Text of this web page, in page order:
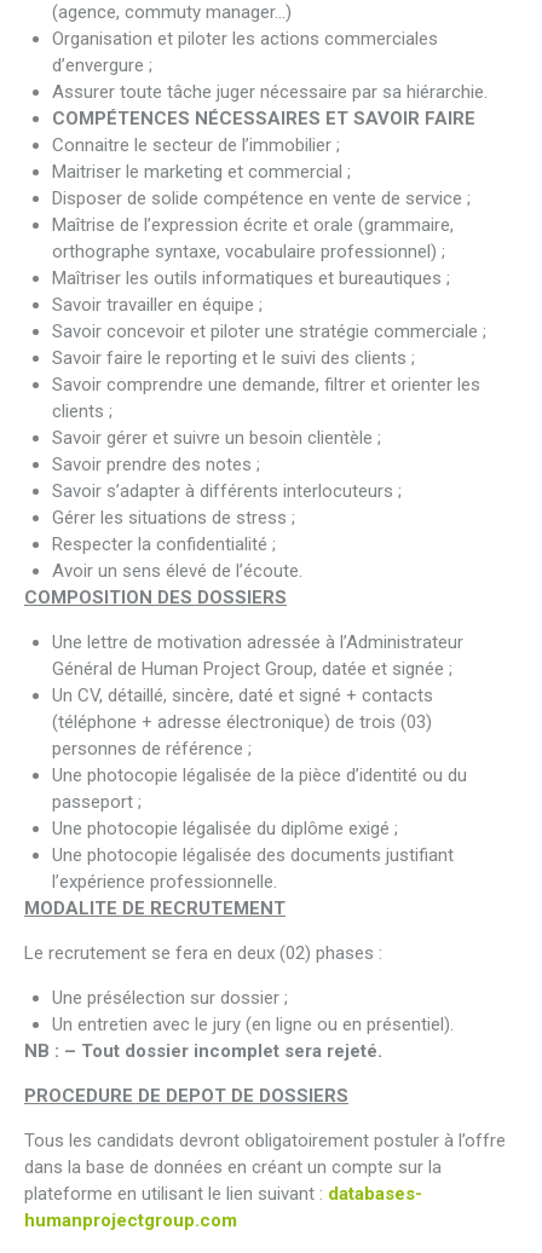
(agence, commuty manager…)
Organisation et piloter les actions commerciales
d’envergure ;
Assurer toute tâche juger nécessaire par sa hiérarchie.
COMPÉTENCES NÉCESSAIRES ET SAVOIR FAIRE
Connaitre le secteur de l’immobilier ;
Maitriser le marketing et commercial ;
Disposer de solide compétence en vente de service ;
Maîtrise de l’expression écrite et orale (grammaire,
orthographe syntaxe, vocabulaire professionnel) ;
Maîtriser les outils informatiques et bureautiques ;
Savoir travailler en équipe ;
Savoir concevoir et piloter une stratégie commerciale ;
Savoir faire le reporting et le suivi des clients ;
Savoir comprendre une demande, filtrer et orienter les
clients ;
Savoir gérer et suivre un besoin clientèle ;
Savoir prendre des notes ;
Savoir s’adapter à différents interlocuteurs ;
Gérer les situations de stress ;
Respecter la confidentialité ;
Avoir un sens élevé de l’écoute.
COMPOSITION DES DOSSIERS
Une lettre de motivation adressée à l’Administrateur
Général de Human Project Group, datée et signée ;
Un CV, détaillé, sincère, daté et signé + contacts
(téléphone + adresse électronique) de trois (03)
personnes de référence ;
Une photocopie légalisée de la pièce d’identité ou du
passeport ;
Une photocopie légalisée du diplôme exigé ;
Une photocopie légalisée des documents justifiant
l’expérience professionnelle.
MODALITE DE RECRUTEMENT
Le recrutement se fera en deux (02) phases :
Une présélection sur dossier ;
Un entretien avec le jury (en ligne ou en présentiel).
NB : – Tout dossier incomplet sera rejeté.
PROCEDURE DE DEPOT DE DOSSIERS
Tous les candidats devront obligatoirement postuler à l’offre
dans la base de données en créant un compte sur la
plateforme en utilisant le lien suivant : databases-
humanprojectgroup.com